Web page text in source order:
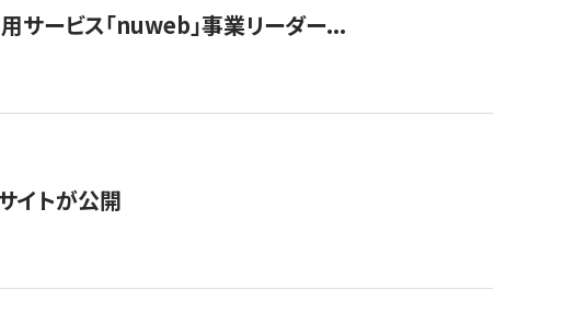
用サービス「nuweb」事業リーダー...
イトが公開